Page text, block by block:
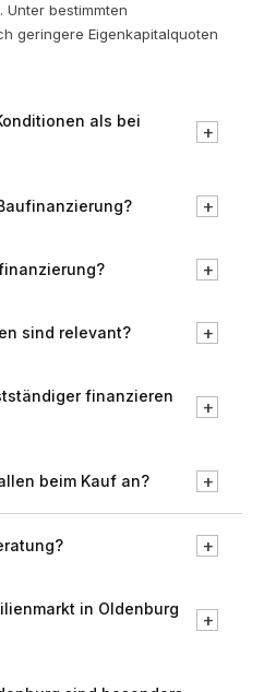
Unter bestimmten
geringere Eigenkapitalquoten
als bei
+
+
+
sind relevant? +
finanzieren
+
beim Kauf an? +
+
in Oldenburg
+